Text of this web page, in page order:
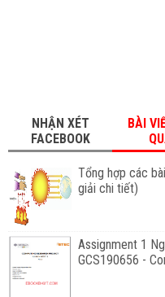
NHẬN XÉT
FACEBOOK
BÀI
Tổng hợp các
giải chi tiết)
Assignment 1
GCS190656 -